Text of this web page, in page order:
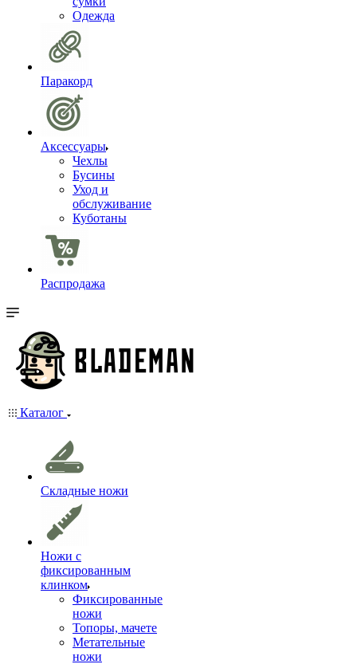
Одежда
Паракорд
Аксессуары
Чехлы
Бусины
Уход и
обслуживание
Куботаны
Распродажа
Каталог
Складные ножи
Ножи с
фиксированным
клинком
Фиксированные
ножи
Топоры, мачете
Метательные
ножи